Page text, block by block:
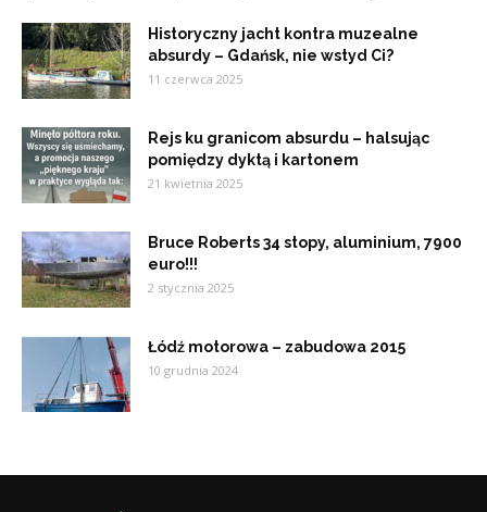
Historyczny jacht kontra muzealne
absurdy – Gdańsk, nie wstyd Ci?
11 czerwca 2025
Rejs ku granicom absurdu – halsując
pomiędzy dyktą i kartonem
21 kwietnia 2025
Bruce Roberts 34 stopy, aluminium, 7900
euro!!!
2 stycznia 2025
Łódź motorowa – zabudowa 2015
10 grudnia 2024